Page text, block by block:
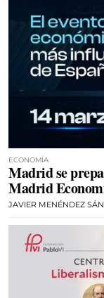
ECONOMÍA
Madrid se
Madrid
JAVIER MENÉNDEZ